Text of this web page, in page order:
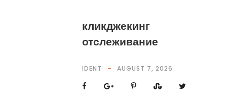
кликджекинг
отслеживание
IDENT AUGUST 7, 2026